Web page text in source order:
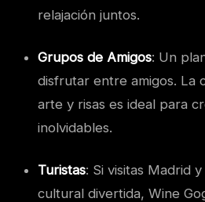
relajación juntos.
Grupos de Amigos: Un
disfrutar entre amigos. La
arte y risas es ideal para
inolvidables.
Turistas: Si visitas Madrid
cultural divertida, Wine